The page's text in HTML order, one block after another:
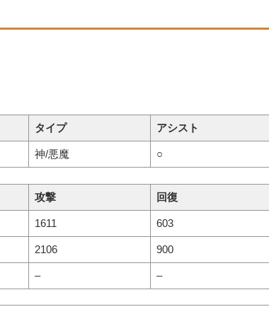
タイプ アシスト
神/悪魔 ○
攻撃 回復
1611 603
2106 900
– –